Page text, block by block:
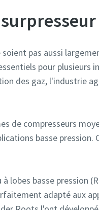
pas aussi
pour plusieurs
des gaz, l'industrie
de compresseurs
basse
lobes basse pression
adapté aux